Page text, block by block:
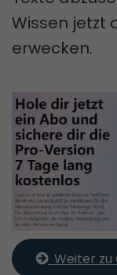
Wissen jetzt
erwecken.
Weiter